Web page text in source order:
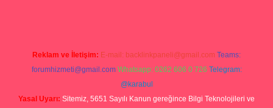
Reklam ve İletişim: E-mail: backlinkpaneli@gmail.com Teams:
forumhizmeti@gmail.com Whatsapp: 0262 606 0 726 Telegram:
@karabul
Yasal Uyarı: Sitemiz, 5651 Sayılı Kanun gereğince Bilgi Teknolojileri ve